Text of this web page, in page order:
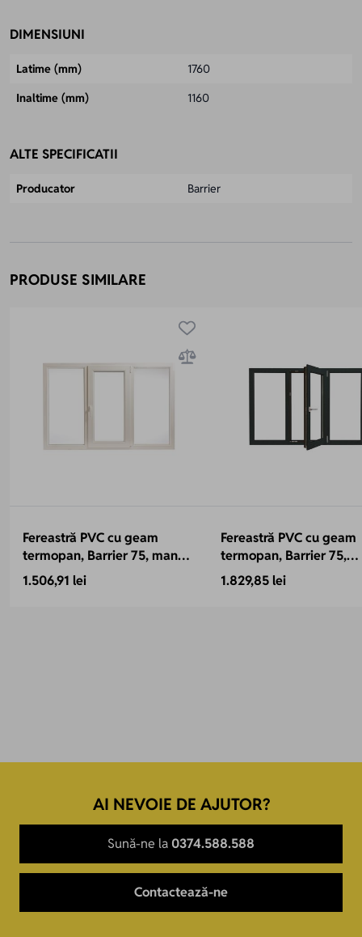
DIMENSIUNI
Latime (mm)
1760
Inaltime (mm)
1160
ALTE SPECIFICATII
Producator Barrier
PRODUSE SIMILARE
Fereastră PVC cu geam
termopan, Barrier 75, maner
Toulon, 1760x1160 mm, profil
70 mm, 3 canate, sticlă
1.506,91 lei
Fereastră PVC cu geam
termopan, Barrier 75,
antracit, 1160x1760 mm,
profil 70 mm, 3 canate,
1.829,85 lei
AI NEVOIE DE AJUTOR?
Sună-ne la 0374.588.588
Contactează-ne